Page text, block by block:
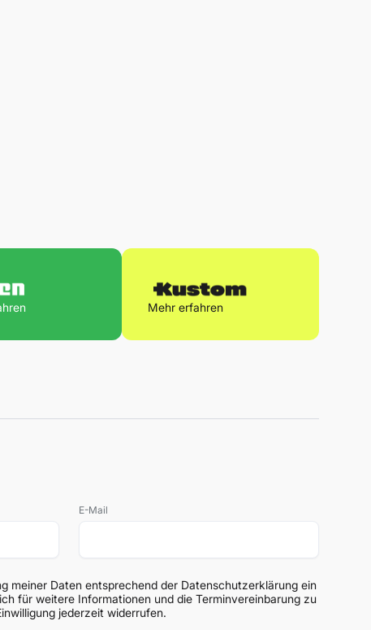
Mehr erfahren
E-Mail
meiner Daten entsprechend der Datenschutzerklärung ein
für weitere Informationen und die Terminvereinbarung zu
jederzeit widerrufen.